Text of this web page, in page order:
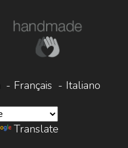
- Français - Italiano
Translate